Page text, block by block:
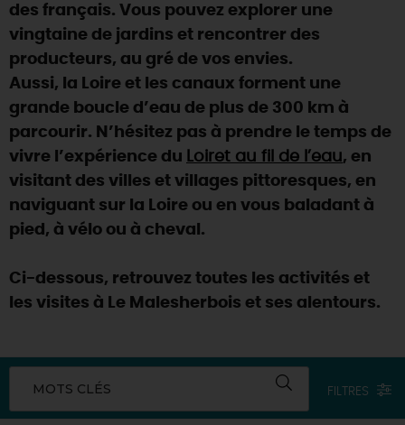
TOUT L'AGENDA
des français. Vous pouvez explorer une
vingtaine de jardins et rencontrer des
producteurs, au gré de vos envies.
Aussi, la Loire et les canaux forment une
grande boucle d’eau de plus de 300 km à
parcourir. N’hésitez pas à prendre le temps de
vivre l’expérience du Loiret au fil de l’eau, en
visitant des villes et villages pittoresques, en
naviguant sur la Loire ou en vous baladant à
pied, à vélo ou à cheval.
Ci-dessous, retrouvez toutes les activités et
les visites à Le Malesherbois et ses alentours.
MOTS CLÉS FILTRES